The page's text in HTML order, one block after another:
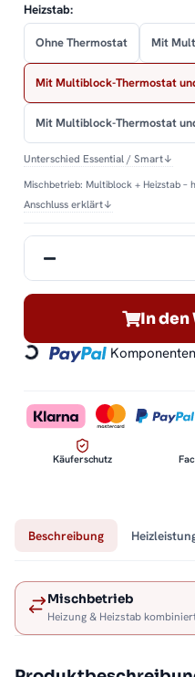
Heizstab:
Ohne Thermostat Mit
Mit Multiblock-Thermostat
Mit Multiblock-Thermostat
Unterschied Essential / Smart↓
Mischbetrieb: Multiblock + Heizstab –
Anschluss erklärt↓
In den
Loading...
Käuferschutz
Beschreibung
Mischbetrieb
Heizung & Heizstab